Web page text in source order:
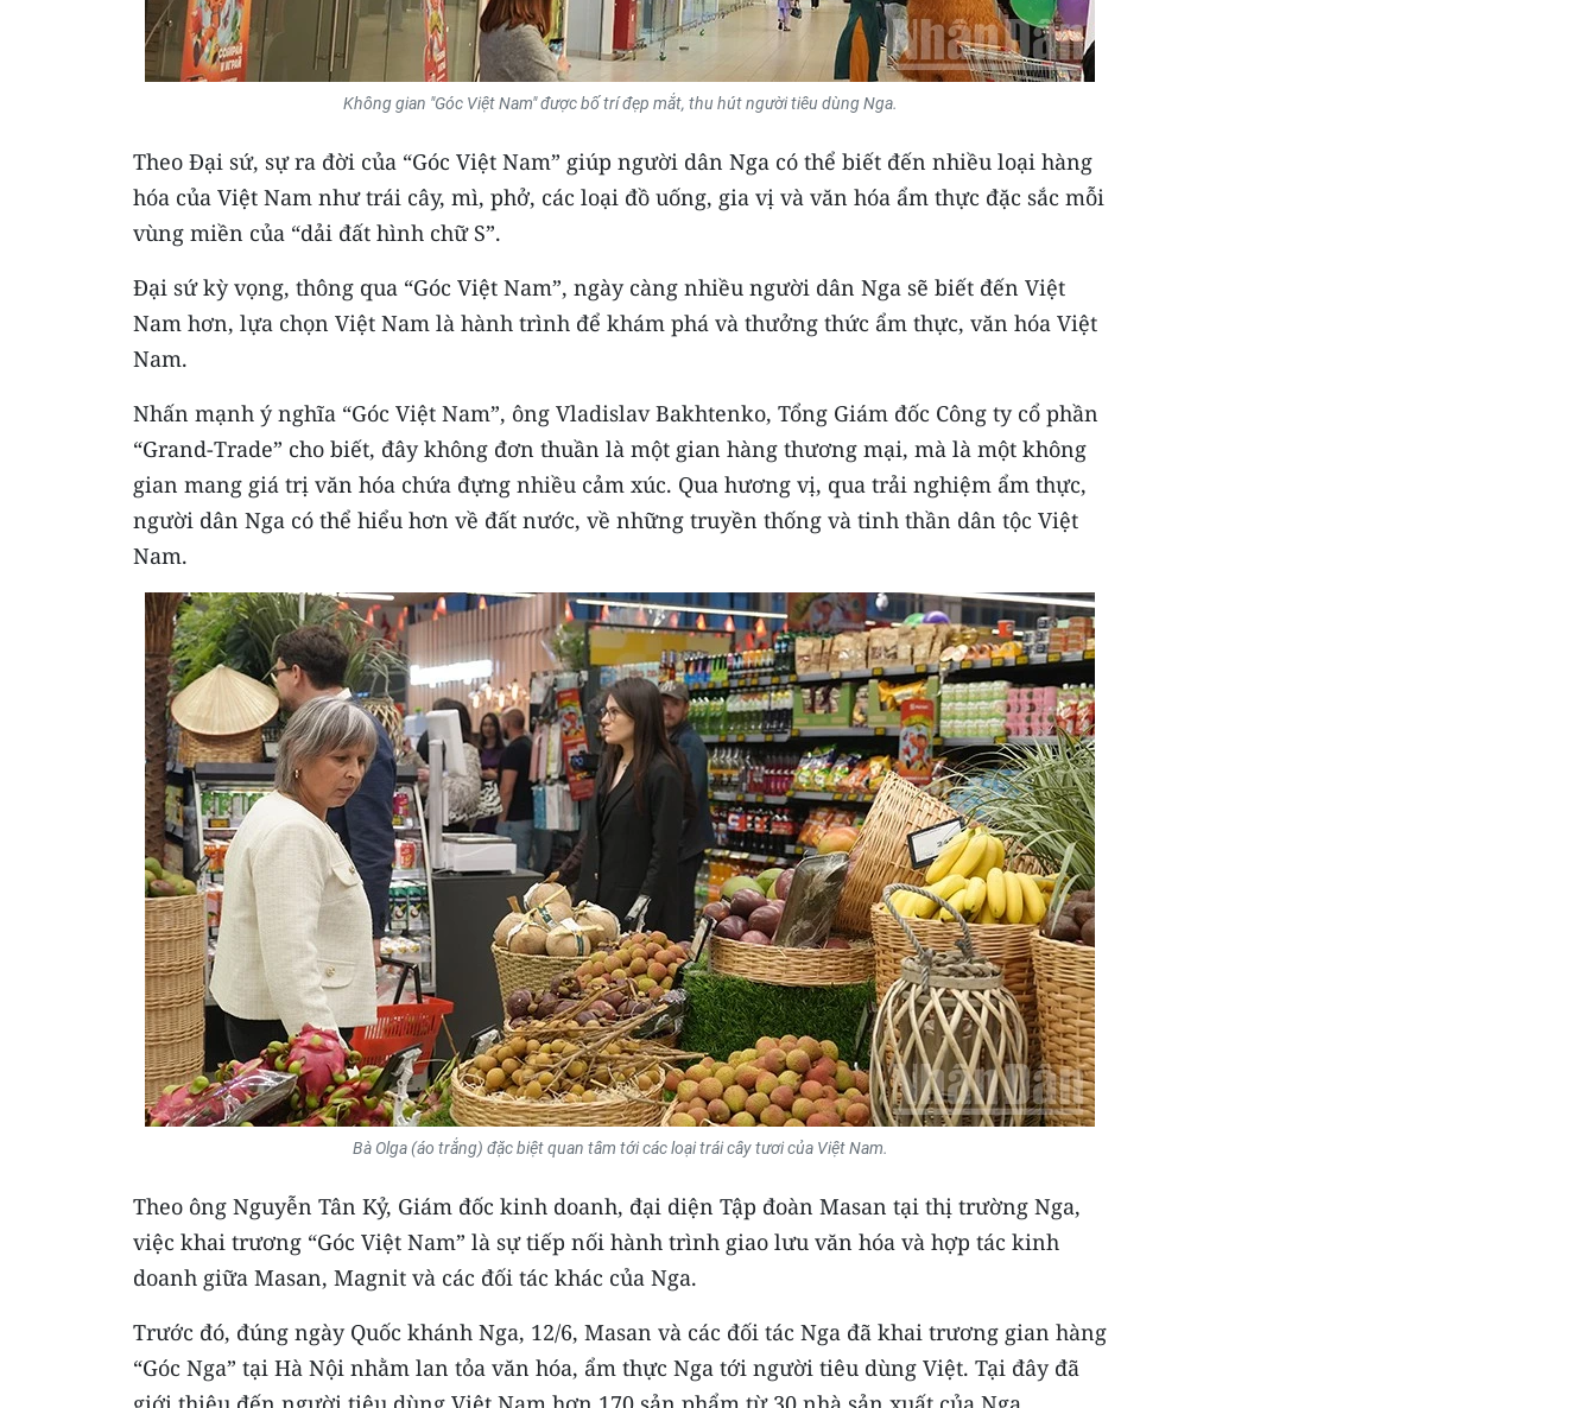
Không gian "Góc Việt Nam" được bố trí đẹp mắt, thu hút người tiêu dùng Nga.
Theo Đại sứ, sự ra đời của “Góc Việt Nam” giúp người dân Nga có thể biết đến nhiều loại hàng
hóa của Việt Nam như trái cây, mì, phở, các loại đồ uống, gia vị và văn hóa ẩm thực đặc sắc mỗi
vùng miền của “dải đất hình chữ S”.
Đại sứ kỳ vọng, thông qua “Góc Việt Nam”, ngày càng nhiều người dân Nga sẽ biết đến Việt
Nam hơn, lựa chọn Việt Nam là hành trình để khám phá và thưởng thức ẩm thực, văn hóa Việt
Nam.
Nhấn mạnh ý nghĩa “Góc Việt Nam”, ông Vladislav Bakhtenko, Tổng Giám đốc Công ty cổ phần
“Grand-Trade” cho biết, đây không đơn thuần là một gian hàng thương mại, mà là một không
gian mang giá trị văn hóa chứa đựng nhiều cảm xúc. Qua hương vị, qua trải nghiệm ẩm thực,
người dân Nga có thể hiểu hơn về đất nước, về những truyền thống và tinh thần dân tộc Việt
Nam.
Bà Olga (áo trắng) đặc biệt quan tâm tới các loại trái cây tươi của Việt Nam.
Theo ông Nguyễn Tân Kỷ, Giám đốc kinh doanh, đại diện Tập đoàn Masan tại thị trường Nga,
việc khai trương “Góc Việt Nam” là sự tiếp nối hành trình giao lưu văn hóa và hợp tác kinh
doanh giữa Masan, Magnit và các đối tác khác của Nga.
Trước đó, đúng ngày Quốc khánh Nga, 12/6, Masan và các đối tác Nga đã khai trương gian hàng
“Góc Nga” tại Hà Nội nhằm lan tỏa văn hóa, ẩm thực Nga tới người tiêu dùng Việt. Tại đây đã